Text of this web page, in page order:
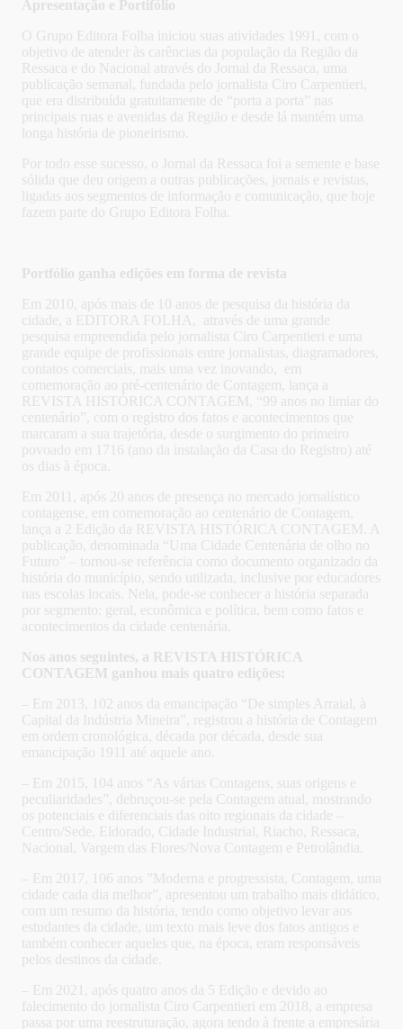
Apresentação e Portifólio
O Grupo Editora Folha iniciou suas atividades 1991, com o
objetivo de atender às carências da população da Região da
Ressaca e do Nacional através do Jornal da Ressaca, uma
publicação semanal, fundada pelo jornalista Ciro Carpentieri,
que era distribuída gratuitamente de “porta a porta” nas
principais ruas e avenidas da Região e desde lá mantém uma
longa história de pioneirismo.
Por todo esse sucesso, o Jornal da Ressaca foi a semente e base
sólida que deu origem a outras publicações, jornais e revistas,
ligadas aos segmentos de informação e comunicação, que hoje
fazem parte do Grupo Editora Folha.
Portfólio ganha edições em forma de revista
Em 2010, após mais de 10 anos de pesquisa da história da
cidade, a EDITORA FOLHA, através de uma grande
pesquisa empreendida pelo jornalista Ciro Carpentieri e uma
grande equipe de profissionais entre jornalistas, diagramadores,
contatos comerciais, mais uma vez inovando, em
comemoração ao pré-centenário de Contagem, lança a
REVISTA HISTÓRICA CONTAGEM, “99 anos no limiar do
centenário”, com o registro dos fatos e acontecimentos que
marcaram a sua trajetória, desde o surgimento do primeiro
povoado em 1716 (ano da instalação da Casa do Registro) até
os dias à época.
Em 2011, após 20 anos de presença no mercado jornalístico
contagense, em comemoração ao centenário de Contagem,
lança a 2 Edição da REVISTA HISTÓRICA CONTAGEM. A
publicação, denominada “Uma Cidade Centenária de olho no
Futuro” – tornou-se referência como documento organizado da
história do município, sendo utilizada, inclusive por educadores
nas escolas locais. Nela, pode-se conhecer a história separada
por segmento: geral, econômica e política, bem como fatos e
acontecimentos da cidade centenária.
Nos anos seguintes, a REVISTA HISTÓRICA
CONTAGEM ganhou mais quatro edições:
– Em 2013, 102 anos da emancipação “De simples Arraial, à
Capital da Indústria Mineira”, registrou a história de Contagem
em ordem cronológica, década por década, desde sua
emancipação 1911 até aquele ano.
– Em 2015, 104 anos “As várias Contagens, suas origens e
peculiaridades”, debruçou-se pela Contagem atual, mostrando
os potenciais e diferenciais das oito regionais da cidade –
Centro/Sede, Eldorado, Cidade Industrial, Riacho, Ressaca,
Nacional, Vargem das Flores/Nova Contagem e Petrolândia.
– Em 2017, 106 anos ”Moderna e progressista, Contagem, uma
cidade cada dia melhor”, apresentou um trabalho mais didático,
com um resumo da história, tendo como objetivo levar aos
estudantes da cidade, um texto mais leve dos fatos antigos e
também conhecer aqueles que, na época, eram responsáveis
pelos destinos da cidade.
– Em 2021, após quatro anos da 5 Edição e devido ao
falecimento do jornalista Ciro Carpentieri em 2018, a empresa
passa por uma reestruturação, agora tendo à frente a empresária